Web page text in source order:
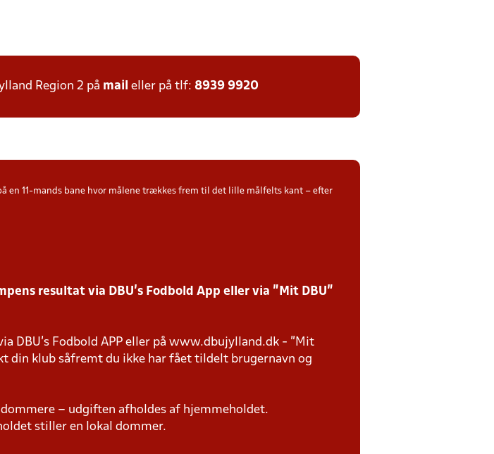
Region 2 på mail eller på tlf: 8939 9920
en 11-mands bane hvor målene trækkes frem til det lille målfelts kant – efter
resultat via DBU’s Fodbold App eller via ”Mit DBU”
DBU's Fodbold APP eller på www.dbujylland.dk - "Mit
din klub såfremt du ikke har fået tildelt brugernavn og
– udgiften afholdes af hjemmeholdet.
stiller en lokal dommer.